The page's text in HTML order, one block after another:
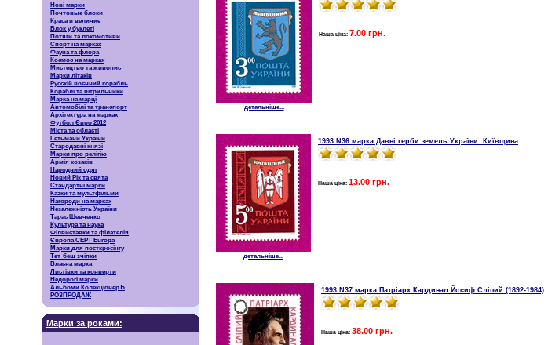
Нові марки
Почтовые блоки
Краса и величие
Блок у буклеті
Потяги та локомотиви
Спорт на марках
Фауна та флора
Космос на марках
Мистецтво та живопис
Марки літаків
Русскiй воєнний корабль
Кораблі та вітрильники
Марка на марці
Автомобілі та транспорт
Архітектура на марках
Футбол Євро 2012
Міста та області
Гетьмани України
Стародавні князі
Марки про релігію
Армія козаків
Народний одяг
Новий Рік та свята
Стандартні марки
Казки та мультфільми
Нагороди на марках
Незалежність України
Тарас Шевченко
Культура та наука
Філвиставки та філателія
Європа CEPT Europa
Марки для посткросінгу
Тет-беш зчіпки
Власна марка
Листівки та конверти
Недорогі марки
Альбоми КолекціонерЪ
РОЗПРОДАЖ
Марки за роками:
детальніше...
Наша ціна: 7.00 грн.
детальніше...
1993 N36 марка Давні герби земель України. Київщина
Наша ціна: 13.00 грн.
1993 N37 марка Патріарх Кардинал Йосиф Сліпий (1892-1984)
Наша ціна: 38.00 грн.